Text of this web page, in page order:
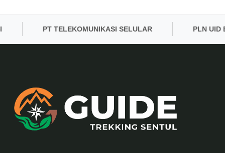
PT TELEKOMUNIKASI SELULAR PLN UID